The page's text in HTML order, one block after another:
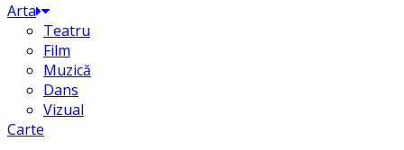
Arta
Teatru
Film
Muzică
Dans
Vizual
Carte